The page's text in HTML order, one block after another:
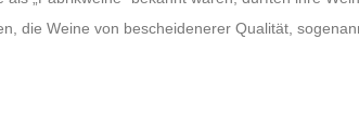
die Weine von bescheidenerer Qualität,